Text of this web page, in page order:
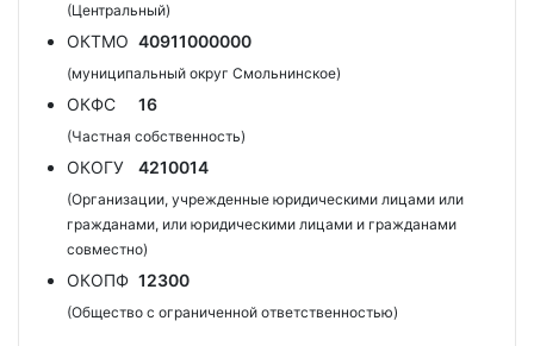
(Центральный)
ОКТМО 40911000000
(муниципальный округ Смольнинское)
ОКФС 16
(Частная собственность)
ОКОГУ 4210014
(Организации, учрежденные юридическими лицами или
гражданами, или юридическими лицами и гражданами
совместно)
ОКОПФ 12300
(Общество с ограниченной ответственностью)